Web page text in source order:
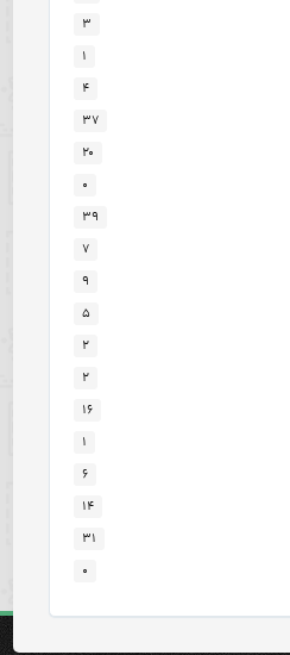
۳
۱
۴
۳۷
۲۰
۰
۳۹
۷
۹
۵
۲
۲
۱۶
۱
۶
۱۴
۳۱
۰